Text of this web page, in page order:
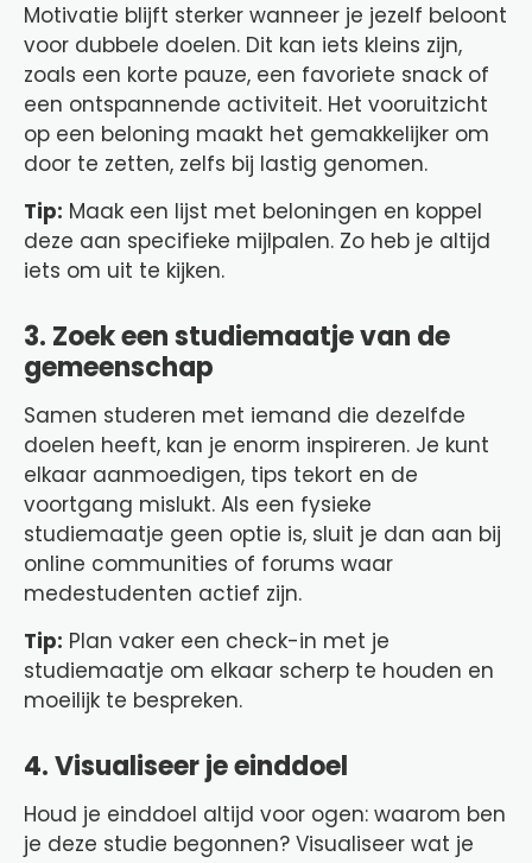
Motivatie blijft sterker wanneer je jezelf beloont
voor dubbele doelen. Dit kan iets kleins zijn,
zoals een korte pauze, een favoriete snack of
een ontspannende activiteit. Het vooruitzicht
op een beloning maakt het gemakkelijker om
door te zetten, zelfs bij lastig genomen.
Tip: Maak een lijst met beloningen en koppel
deze aan specifieke mijlpalen. Zo heb je altijd
iets om uit te kijken.
3. Zoek een studiemaatje van de
gemeenschap
Samen studeren met iemand die dezelfde
doelen heeft, kan je enorm inspireren. Je kunt
elkaar aanmoedigen, tips tekort en de
voortgang mislukt. Als een fysieke
studiemaatje geen optie is, sluit je dan aan bij
online communities of forums waar
medestudenten actief zijn.
Tip: Plan vaker een check-in met je
studiemaatje om elkaar scherp te houden en
moeilijk te bespreken.
4. Visualiseer je einddoel
Houd je einddoel altijd voor ogen: waarom ben
je deze studie begonnen? Visualiseer wat je